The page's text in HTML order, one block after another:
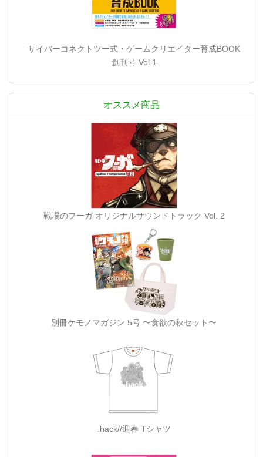
サイバーコネクトツー式・ゲームクリエイター育成BOOK
創刊号 Vol.1
オススメ商品
戦場のフーガ オリジナルサウンドトラック Vol. 2
別冊ケモノマガジン 5号 〜食欲の秋セット〜
.hack//迎春 Tシャツ